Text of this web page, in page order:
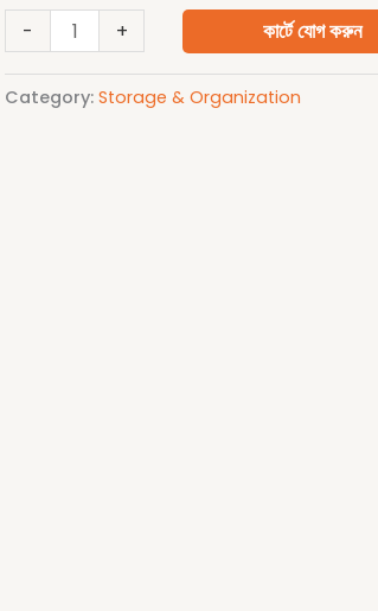
-
Meter)
quantity
+ কার্টে যোগ করুন
Category: Storage & Organization